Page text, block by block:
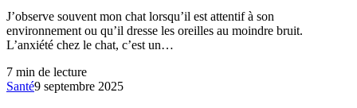
J’observe souvent mon chat lorsqu’il est attentif à son
environnement ou qu’il dresse les oreilles au moindre bruit.
L’anxiété chez le chat, c’est un…
7 min de lecture
Santé9 septembre 2025